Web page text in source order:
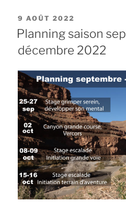
PUBLIÉ
LE
9 AOÛT 2022
Planning saison
décembre 2022